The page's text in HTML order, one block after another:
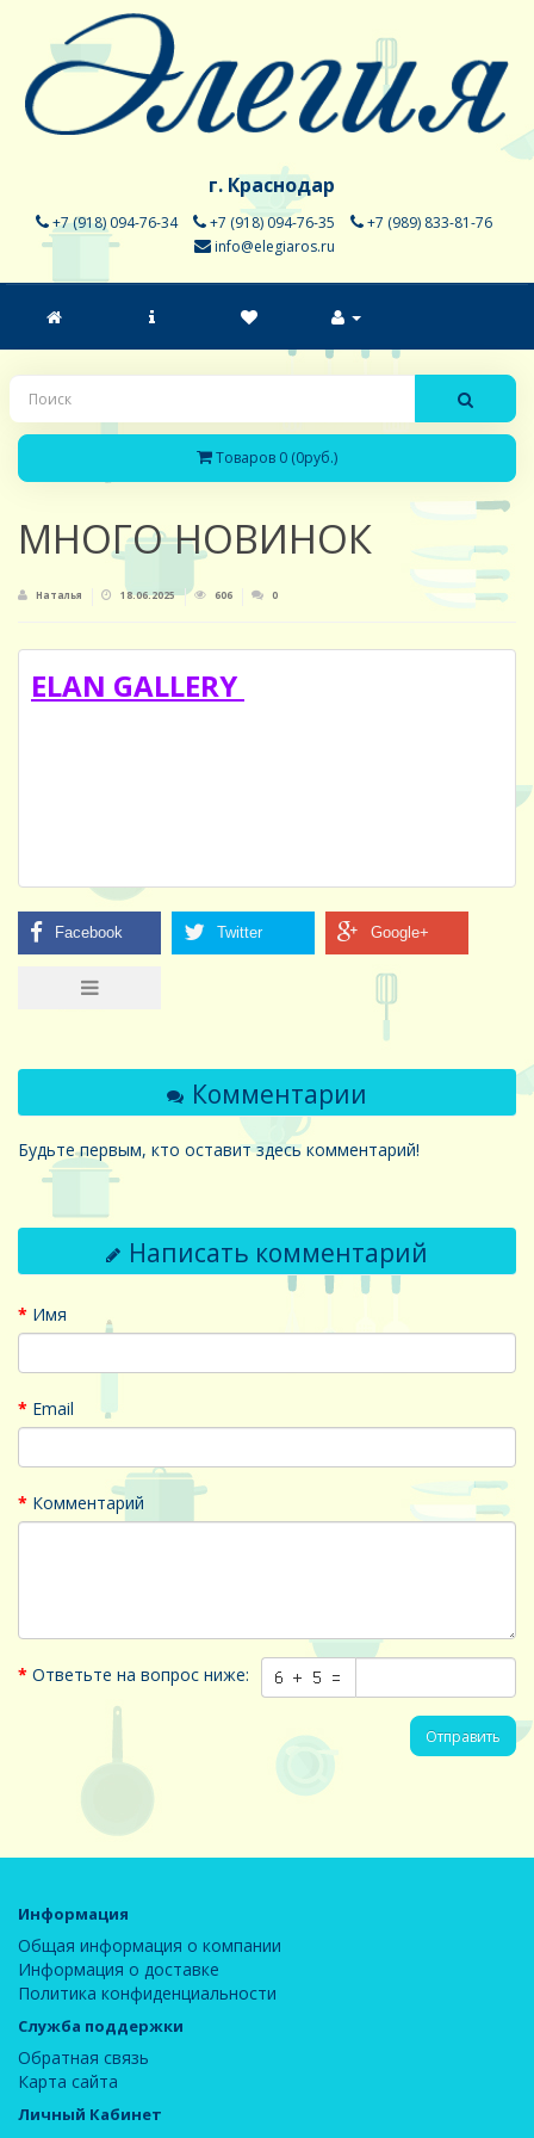
г. Краснодар
+7 (918) 094-76-34 +7 (918) 094-76-35
+7 (989) 833-81-76
info@elegiaros.ru
Товаров 0 (0руб.)
МНОГО НОВИНОК
Наталья 18.06.2025 606 0
ELAN GALLERY
Комментарии
Будьте первым, кто оставит здесь комментарий!
Написать комментарий
Имя
Email
Комментарий
Ответьте на вопрос ниже:
Отправить
Информация
Общая информация о компании
Информация о доставке
Политика конфиденциальности
Служба поддержки
Обратная связь
Карта сайта
Личный Кабинет